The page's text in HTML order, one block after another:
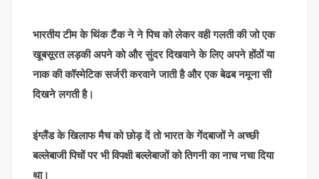
भारतीय टीम के थिंक टैंक ने ने पिच को लेकर वही गलती की जो एक
खूबसूरत लड़की अपने को और सुंदर दिखवाने के लिए अपने होंठों या
नाक की कॉस्मेटिक सर्जरी करवाने जाती है और एक बेढब नमूना सी
दिखने लगती है।
इंग्लैंड के खिलाफ मैच को छोड़ दें तो भारत के गेंदबाजों ने अच्छी
बल्लेबाजी पिचों पर भी विपक्षी बल्लेबाजों को तिगनी का नाच नचा दिया
था।